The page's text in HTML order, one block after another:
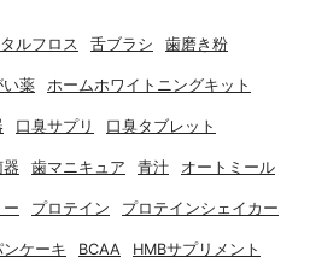
ルフロス 舌ブラシ 歯磨き粉
い薬 ホームホワイトニングキット
口臭サプリ 口臭タブレット
歯マニキュア 青汁 オートミール
ー プロテイン プロテインシェイカー
ケーキ BCAA HMBサプリメント